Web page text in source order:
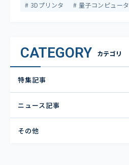
3Dプリンタ
量子コンピュータ
CATEGORY カテゴリ
特集記事
ニュース記事
その他